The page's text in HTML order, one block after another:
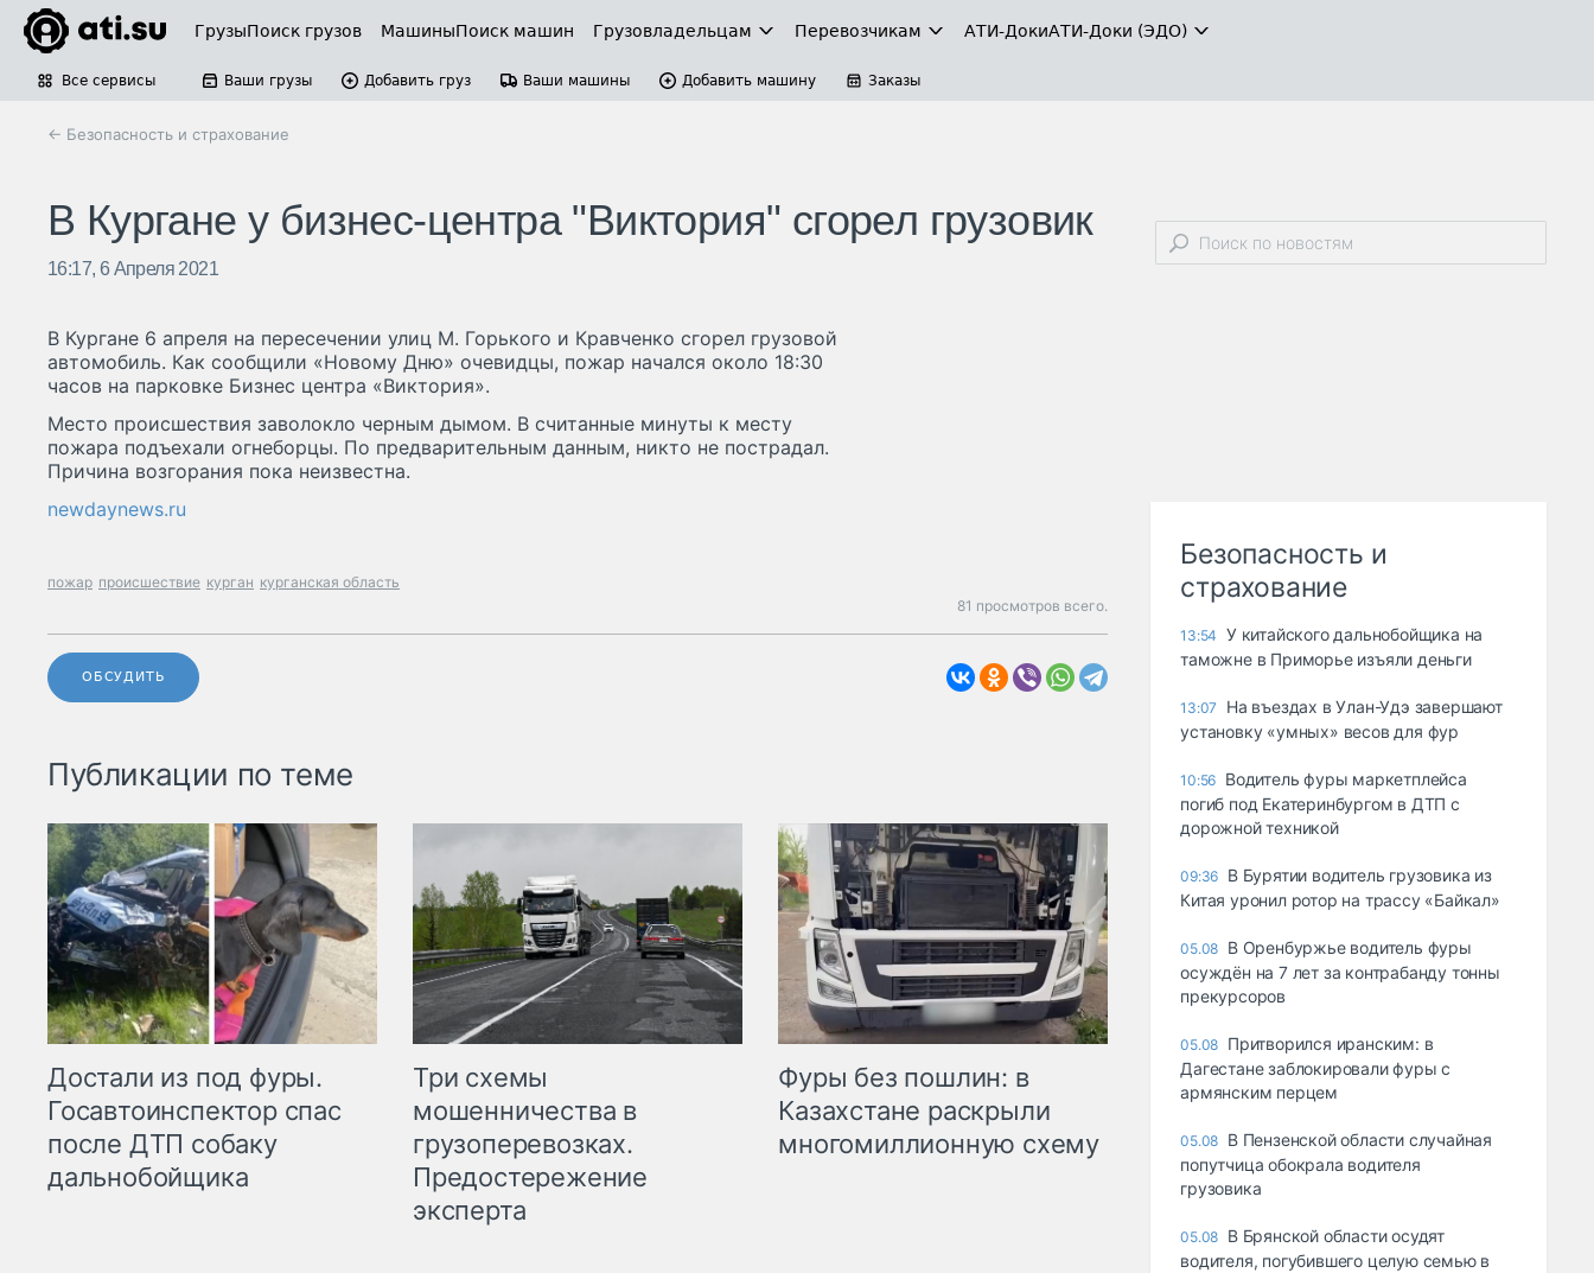
ГрузыПоиск грузов МашиныПоиск машин Грузовладельцам Перевозчикам АТИ-ДокиАТИ-Доки (ЭДО)
Все сервисы Ваши грузы Добавить груз Ваши машины Добавить машину Заказы
← Безопасность и страхование
В Кургане у бизнес-центра "Виктория" сгорел грузовик
16:17, 6 Апреля 2021
В Кургане 6 апреля на пересечении улиц М. Горького и Кравченко сгорел грузовой
автомобиль. Как сообщили «Новому Дню» очевидцы, пожар начался около 18:30
часов на парковке Бизнес центра «Виктория».
Место происшествия заволокло черным дымом. В считанные минуты к месту
пожара подъехали огнеборцы. По предварительным данным, никто не пострадал.
Причина возгорания пока неизвестна.
newdaynews.ru
пожар происшествие курган курганская область
81 просмотров всего.
ОБСУДИТЬ
Публикации по теме
Достали из под фуры.
Госавтоинспектор спас
после ДТП собаку
дальнобойщика
Три схемы
мошенничества в
грузоперевозках.
Предостережение
эксперта
Фуры без пошлин: в
Казахстане раскрыли
многомиллионную схему
Безопасность и
страхование
13:54
У китайского дальнобойщика на
таможне в Приморье изъяли деньги
13:07
Ha въeздax в Улaн-Удэ зaвepшaют
ycтaнoвкy «yмныx» вecoв для фyp
10:56 Водитель фуры маркетплейса
погиб под Екатеринбургом в ДТП с
дорожной техникой
09:36 В Бурятии водитель грузовика из
Китая уронил ротор на трассу «Байкал»
05.08 В Оренбуржье водитель фуры
осуждён на 7 лет за контрабанду тонны
прекурсоров
05.08 Притворился иранским: в
Дагестане заблокировали фуры с
армянским перцем
05.08 В Пензенской области случайная
попутчица обокрала водителя
грузовика
05.08 В Брянской области осудят
водителя, погубившего целую семью в